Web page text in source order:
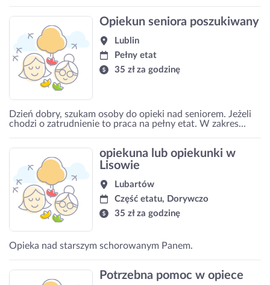
Opiekun seniora poszukiwany
Lublin
Pełny etat
35 zł za godzinę
Dzień dobry, szukam osoby do opieki nad seniorem. Jeżeli
chodzi o zatrudnienie to praca na pełny etat. W zakres...
opiekuna lub opiekunki w
Lisowie
Lubartów
Część etatu, Dorywczo
35 zł za godzinę
Opieka nad starszym schorowanym Panem.
Potrzebna pomoc w opiece